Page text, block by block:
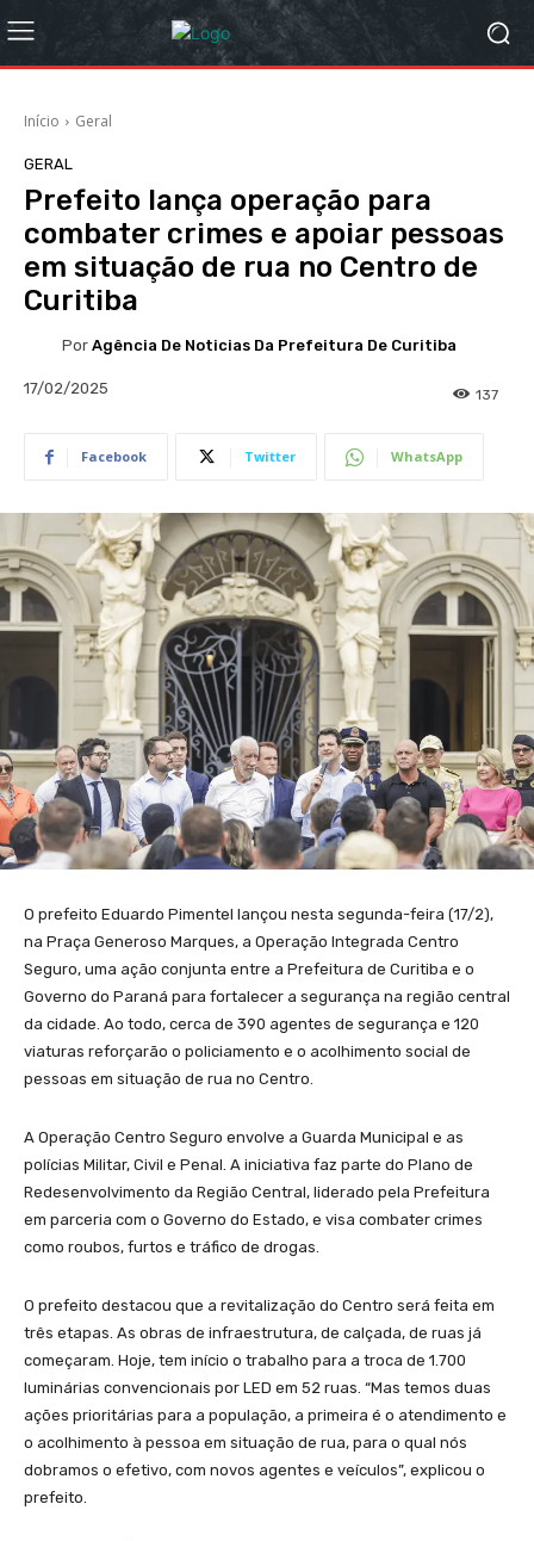
Início Geral
GERAL
Prefeito lança operação para
combater crimes e apoiar pessoas
em situação de rua no Centro de
Curitiba
Por Agência De Noticias Da Prefeitura De Curitiba
17/02/2025 137
Facebook Twitter WhatsApp
O prefeito Eduardo Pimentel lançou nesta segunda-feira (17/2),
na Praça Generoso Marques, a Operação Integrada Centro
Seguro, uma ação conjunta entre a Prefeitura de Curitiba e o
Governo do Paraná para fortalecer a segurança na região central
da cidade. Ao todo, cerca de 390 agentes de segurança e 120
viaturas reforçarão o policiamento e o acolhimento social de
pessoas em situação de rua no Centro.
A Operação Centro Seguro envolve a Guarda Municipal e as
polícias Militar, Civil e Penal. A iniciativa faz parte do Plano de
Redesenvolvimento da Região Central, liderado pela Prefeitura
em parceria com o Governo do Estado, e visa combater crimes
como roubos, furtos e tráfico de drogas.
O prefeito destacou que a revitalização do Centro será feita em
três etapas. As obras de infraestrutura, de calçada, de ruas já
começaram. Hoje, tem início o trabalho para a troca de 1.700
luminárias convencionais por LED em 52 ruas. “Mas temos duas
ações prioritárias para a população, a primeira é o atendimento e
o acolhimento à pessoa em situação de rua, para o qual nós
dobramos o efetivo, com novos agentes e veículos”, explicou o
prefeito.